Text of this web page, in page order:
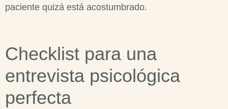
paciente quizá está acostumbrado.
Checklist para una
entrevista psicológica
perfecta